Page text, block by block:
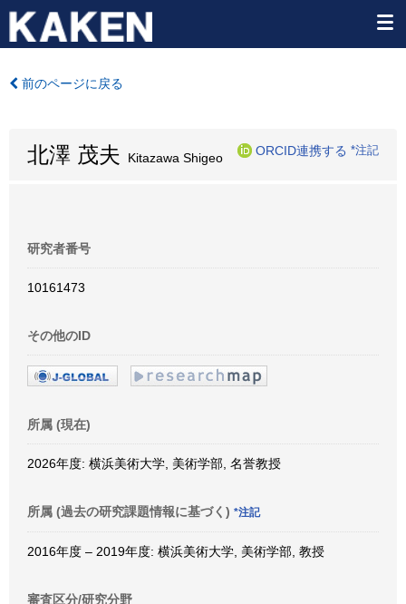
前のページに戻る
北澤 茂夫 Kitazawa Shigeo
ORCID連携する *注記
研究者番号
10161473
その他のID
所属 (現在)
2026年度: 横浜美術大学, 美術学部, 名誉教授
所属 (過去の研究課題情報に基づく) *注記
2016年度 – 2019年度: 横浜美術大学, 美術学部, 教授
審査区分/研究分野